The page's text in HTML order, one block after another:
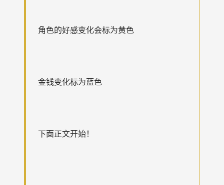
角色的好感变化会标为黄色
金钱变化标为蓝色
下面正文开始！